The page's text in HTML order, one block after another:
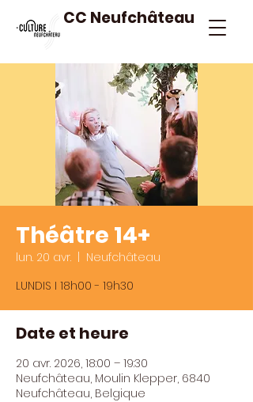
CC Neufchâteau
Théâtre 14+
lun. 20 avr.
Neufchâteau
LUNDIS I 18h00 - 19h30
Date et heure
20 avr. 2026, 18:00 – 19:30
Neufchâteau, Moulin Klepper, 6840
Neufchâteau, Belgique